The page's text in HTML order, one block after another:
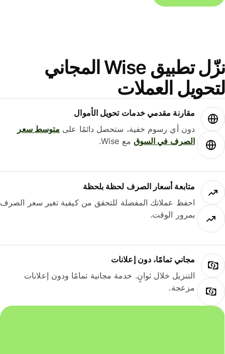
نزّل تطبيق Wise المجاني
العملات
مقارنة مقدمي خدمات تحويل الأموال
دون أي رسوم خفية، ستحصل دائمًا علىمتوسط ​​سعر
الصرف في السوقمع Wise.
متابعة أسعار الصرف لحظة بلحظة
احفظ عملاتك المفضلة للتحقق من كيفية تغير سعر الصرف
بمرور الوقت.
مجاني تمامًا، دون إعلانات
التنزيل خلال ثوانٍ. خدمة مجانية تمامًا ودون إعلانات
مزعجة.